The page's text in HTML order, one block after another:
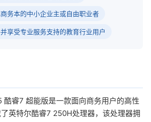
务本的中小企业主或自由职业者
享受专业服务支持的教育行业用户
睿7 超能版是一款面向商务用户的高性
英特尔酷睿7 250H处理器，该处理器拥